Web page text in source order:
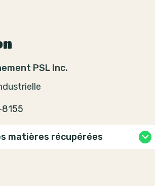
PSL Inc.
matières récupérées